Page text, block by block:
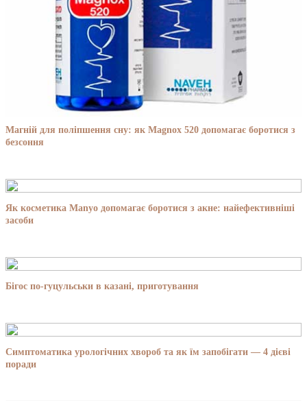
Магній для поліпшення сну: як Magnox 520 допомагає боротися з
безсоння
Як косметика Manyo допомагає боротися з акне: найефективніші
засоби
Бігос по-гуцульськи в казані, приготування
Симптоматика урологічних хвороб та як їм запобігати — 4 дієві
поради